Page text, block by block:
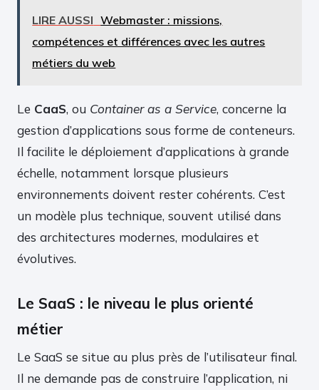
LIRE AUSSI Webmaster : missions,
compétences et différences avec les autres
métiers du web
Le CaaS, ou Container as a Service, concerne la
gestion d’applications sous forme de conteneurs.
Il facilite le déploiement d’applications à grande
échelle, notamment lorsque plusieurs
environnements doivent rester cohérents. C’est
un modèle plus technique, souvent utilisé dans
des architectures modernes, modulaires et
évolutives.
Le SaaS : le niveau le plus orienté
métier
Le SaaS se situe au plus près de l’utilisateur final.
Il ne demande pas de construire l’application, ni